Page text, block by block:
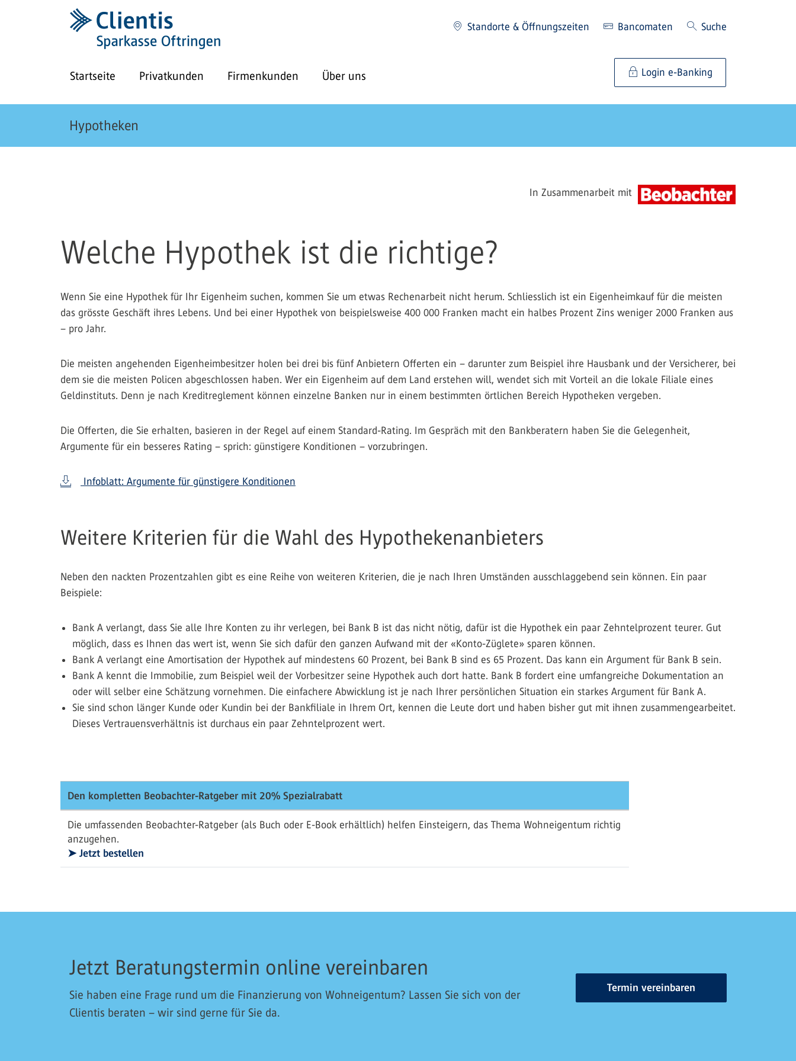
Standorte & Öffnungszeiten Bancomaten Suche
Startseite Privatkunden Firmenkunden Über uns Login e-Banking
Hypotheken
In Zusammenarbeit mit
Welche Hypothek ist die richtige?
Wenn Sie eine Hypothek für Ihr Eigenheim suchen, kommen Sie um etwas Rechenarbeit nicht herum. Schliesslich ist ein Eigenheimkauf für die meisten
das grösste Geschäft ihres Lebens. Und bei einer Hypothek von beispielsweise 400 000 Franken macht ein halbes Prozent Zins weniger 2000 Franken aus
– pro Jahr.
Die meisten angehenden Eigenheimbesitzer holen bei drei bis fünf Anbietern Offerten ein – darunter zum Beispiel ihre Hausbank und der Versicherer, bei
dem sie die meisten Policen abgeschlossen haben. Wer ein Eigenheim auf dem Land erstehen will, wendet sich mit Vorteil an die lokale Filiale eines
Geldinstituts. Denn je nach Kreditreglement können einzelne Banken nur in einem bestimmten örtlichen Bereich Hypotheken vergeben.
Die Offerten, die Sie erhalten, basieren in der Regel auf einem Standard-Rating. Im Gespräch mit den Bankberatern haben Sie die Gelegenheit,
Argumente für ein besseres Rating – sprich: günstigere Konditionen – vorzubringen.
Infoblatt: Argumente für günstigere Konditionen
Weitere Kriterien für die Wahl des Hypothekenanbieters
Neben den nackten Prozentzahlen gibt es eine Reihe von weiteren Kriterien, die je nach Ihren Umständen ausschlaggebend sein können. Ein paar
Beispiele:
Bank A verlangt, dass Sie alle Ihre Konten zu ihr verlegen, bei Bank B ist das nicht nötig, dafür ist die Hypothek ein paar Zehntelprozent teurer. Gut
möglich, dass es Ihnen das wert ist, wenn Sie sich dafür den ganzen Aufwand mit der «Konto-Züglete» sparen können.
Bank A verlangt eine Amortisation der Hypothek auf mindestens 60 Prozent, bei Bank B sind es 65 Prozent. Das kann ein Argument für Bank B sein.
Bank A kennt die Immobilie, zum Beispiel weil der Vorbesitzer seine Hypothek auch dort hatte. Bank B fordert eine umfangreiche Dokumentation an
oder will selber eine Schätzung vornehmen. Die einfachere Abwicklung ist je nach Ihrer persönlichen Situation ein starkes Argument für Bank A.
Sie sind schon länger Kunde oder Kundin bei der Bankfiliale in Ihrem Ort, kennen die Leute dort und haben bisher gut mit ihnen zusammengearbeitet.
Dieses Vertrauensverhältnis ist durchaus ein paar Zehntelprozent wert.
Den kompletten Beobachter-Ratgeber mit 20% Spezialrabatt
Die umfassenden Beobachter-Ratgeber (als Buch oder E-Book erhältlich) helfen Einsteigern, das Thema Wohneigentum richtig
anzugehen.
➤ Jetzt bestellen
Jetzt Beratungstermin online vereinbaren
Sie haben eine Frage rund um die Finanzierung von Wohneigentum? Lassen Sie sich von der
Clientis beraten – wir sind gerne für Sie da.
Termin vereinbaren